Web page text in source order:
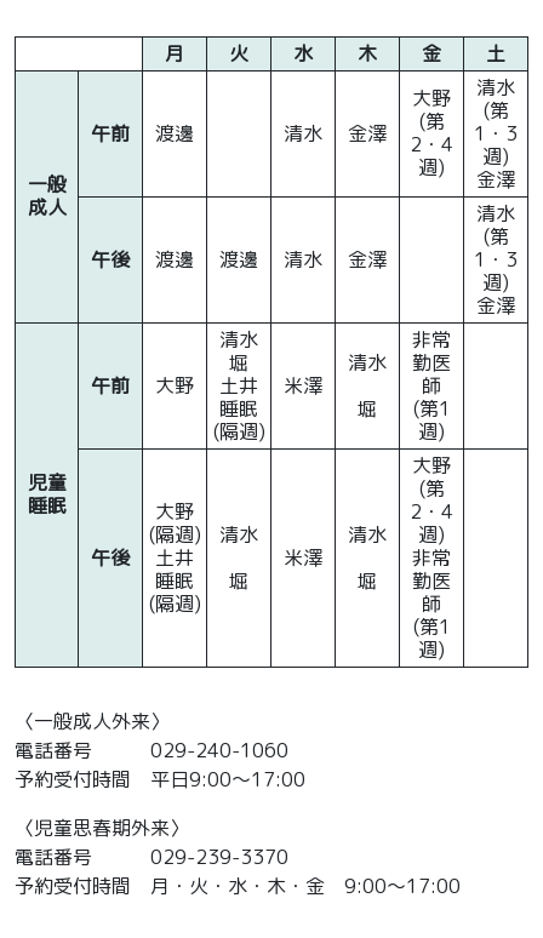
月 火 水 木 金 土
一般
成人
午前 渡邊 清水 金澤
大野
(第
2・4
週)
清水
(第
1・3
週)
金澤
午後 渡邊 渡邊 清水 金澤
清水
(第
1・3
週)
金澤
児童
睡眠
午前 大野
清水
堀
土井
睡眠
(隔週)
米澤
清水
堀
非常
勤医
師
(第1
週)
午後
大野
(隔週)
土井
睡眠
(隔週)
清水
堀
米澤
清水
堀
大野
(第
2・4
週)
非常
勤医
師
(第1
週)
〈一般成人外来〉
電話番号 029-240-1060
予約受付時間 平日9:00～17:00
〈児童思春期外来〉
電話番号 029-239-3370
予約受付時間 月・火・水・木・金 9:00～17:00